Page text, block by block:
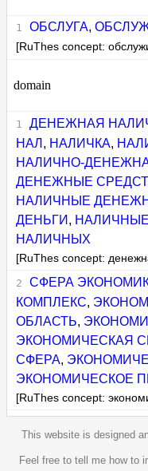
ОБСЛУГА,
[RuThes concept:
domain
ДЕНЕЖНАЯ
НАЛ , НАЛИЧКА,
НАЛИЧНО-
ДЕНЕЖНЫЕ
НАЛИЧНЫЕ
ДЕНЬГИ ,
НАЛИЧНЫХ
[RuThes concept:
СФЕРА
КОМПЛЕКС,
ОБЛАСТЬ,
ЭКОНОМИЧЕСКАЯ
СФЕРА,
ЭКОНОМИЧЕСКОЕ
[RuThes concept:
This website is designed
Feel free to tell me how to